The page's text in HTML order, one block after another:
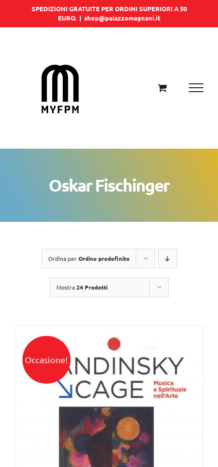
SPEDIZIONI GRATUITE PER ORDINI SUPERIORI A 50
EURO. | shop@palazzomagnani.it
Oskar Fischinger
Ordina perOrdine predefinito
Mostra24 Prodotti
Occasione!